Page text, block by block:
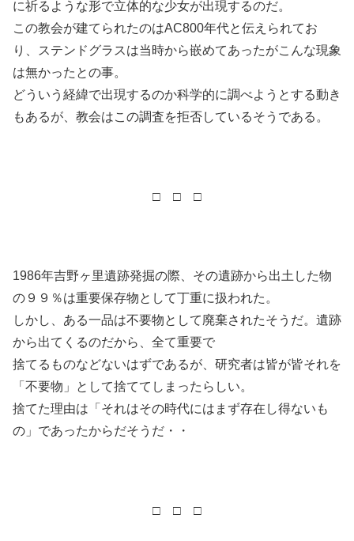
に祈るような形で立体的な少女が出現するのだ。
この教会が建てられたのはAC800年代と伝えられてお
り、ステンドグラスは当時から嵌めてあったがこんな現象
は無かったとの事。
どういう経緯で出現するのか科学的に調べようとする動き
もあるが、教会はこの調査を拒否しているそうである。
□ □ □
1986年吉野ヶ里遺跡発掘の際、その遺跡から出土した物
の９９％は重要保存物として丁重に扱われた。
しかし、ある一品は不要物として廃棄されたそうだ。遺跡
から出てくるのだから、全て重要で
捨てるものなどないはずであるが、研究者は皆が皆それを
「不要物」として捨ててしまったらしい。
捨てた理由は「それはその時代にはまず存在し得ないも
の」であったからだそうだ・・
□ □ □